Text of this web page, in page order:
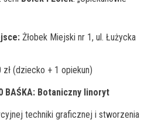
Żłobek Miejski nr 1, ul. Łużycka
zł (dziecko + 1 opiekun)
BAŚKA: Botaniczny linoryt
techniki graficznej i stworzenia